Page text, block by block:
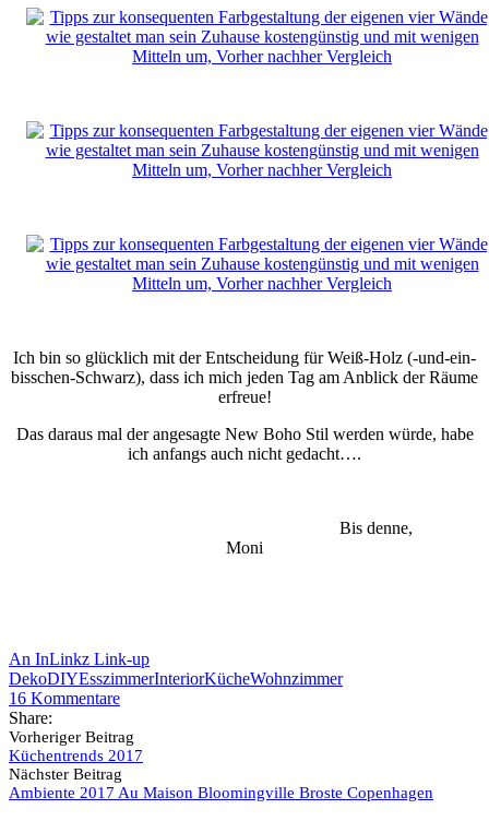
Ich bin so glücklich mit der Entscheidung für Weiß-Holz (-und-ein-
bisschen-Schwarz), dass ich mich jeden Tag am Anblick der Räume
erfreue!
Das daraus mal der angesagte New Boho Stil werden würde, habe
ich anfangs auch nicht gedacht….
Bis denne,
Moni
An InLinkz Link-up
DekoDIYEsszimmerInteriorKücheWohnzimmer
16 Kommentare
Share:
Vorheriger Beitrag
Küchentrends 2017
Nächster Beitrag
Ambiente 2017 Au Maison Bloomingville Broste Copenhagen